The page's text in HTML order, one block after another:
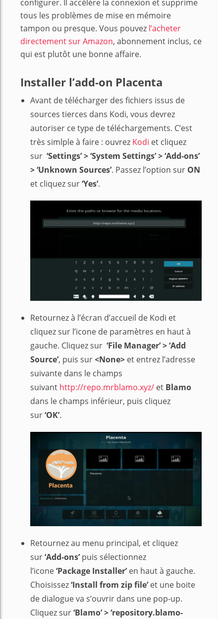
configurer. Il accélère la connexion et supprime
tous les problèmes de mise en mémoire
tampon ou presque. Vous pouvez l’acheter
directement sur Amazon, abonnement inclus, ce
qui est plutôt une bonne affaire.
Installer l’add-on Placenta
Avant de télécharger des fichiers issus de
sources tierces dans Kodi, vous devrez
autoriser ce type de téléchargements. C’est
très simlple à faire : ouvrez Kodi et cliquez
sur ‘Settings’ > ‘System Settings’ > ‘Add-ons’
> ‘Unknown Sources’. Passez l’option sur ON
et cliquez sur‘Yes’.
Retournez à l’écran d’accueil de Kodi et
cliquez sur l’icone de paramètres en haut à
gauche. Cliquez sur ‘File Manager’ > ‘Add
Source’, puis sur<None> et entrez l’adresse
suivante dans le champs
suivant http://repo.mrblamo.xyz/ et Blamo
dans le champs inférieur, puis cliquez
sur‘OK’.
Retournez au menu principal, et cliquez
sur‘Add-ons’puis sélectionnez
l’icone‘Package Installer’en haut à gauche.
Choisissez‘Install from zip file’et une boite
de dialogue va s’ouvrir dans une pop-up.
Cliquez sur‘Blamo’ > ‘repository.blamo-